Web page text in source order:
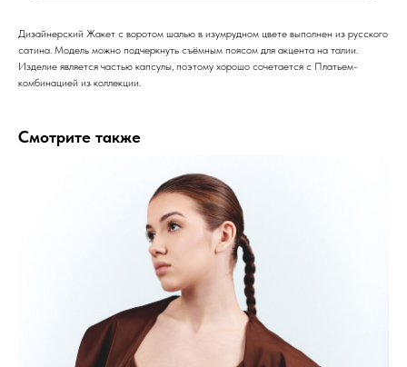
Дизайнерский Жакет с воротом шалью в изумрудном цвете выполнен из русского
сатина. Модель можно подчеркнуть съёмным поясом для акцента на талии.
Изделие является частью капсулы, поэтому хорошо сочетается с Платьем-
комбинацией из коллекции.
Смотрите также